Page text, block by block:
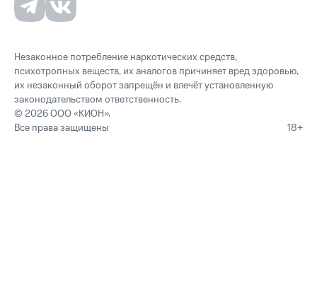
Незаконное потребление наркотических средств,
психотропных веществ, их аналогов причиняет вред здоровью,
их незаконный оборот запрещён и влечёт установленную
законодательством ответственность.
© 2026 ООО «КИОН».
Все права защищены
18+